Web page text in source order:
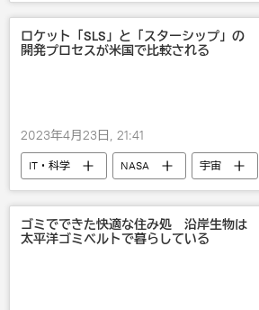
国連
政治
ロケット「SLS」と「スターシップ」の
開発プロセスが米国で比較される
2023年4月23日, 21:41
IT・科学 NASA
宇宙
ロケット
米国
ゴミでできた快適な住み処 沿岸生物は
太平洋ゴミベルトで暮らしている